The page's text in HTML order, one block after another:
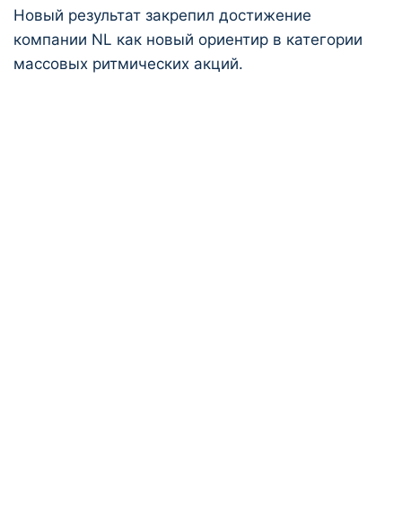
Новый результат закрепил достижение
компании NL как новый ориентир в категории
массовых ритмических акций.